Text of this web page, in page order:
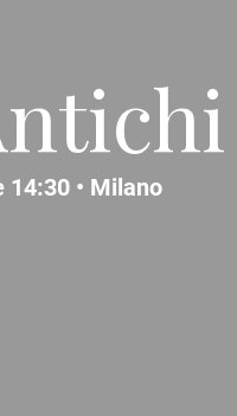
• Milano